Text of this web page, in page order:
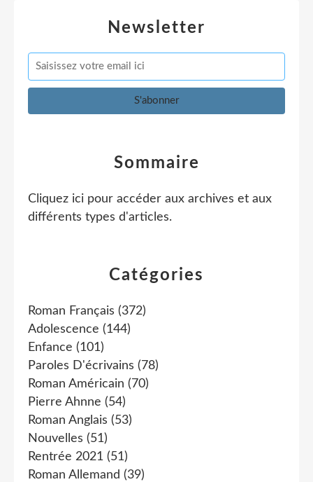
Newsletter
Catégories
Roman Français (372)
Adolescence (144)
Enfance (101)
Paroles D'écrivains (78)
Roman Américain (70)
Pierre Ahnne (54)
Roman Anglais (53)
Nouvelles (51)
Rentrée 2021 (51)
Roman Allemand (39)
Sommaire
Cliquez ici pour accéder aux archives et aux
différents types d'articles.